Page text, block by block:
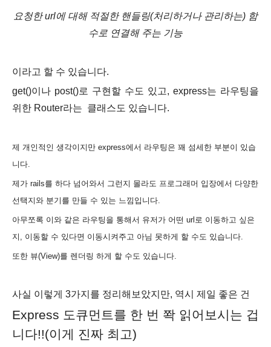
요청한 url에 대해 적절한 핸들링(처리하거나 관리하는) 함
수로 연결해 주는 기능
이라고 할 수 있습니다.
get()이나 post()로 구현할 수도 있고, express는 라우팅을
위한 Router라는 클래스도 있습니다.
제 개인적인 생각이지만 express에서 라우팅은 꽤 섬세한 부분이 있습
니다.
제가 rails를 하다 넘어와서 그런지 몰라도 프로그래머 입장에서 다양한
선택지와 분기를 만들 수 있는 느낌입니다.
아무쪼록 이와 같은 라우팅을 통해서 유저가 어떤 url로 이동하고 싶은
지, 이동할 수 있다면 이동시켜주고 아님 못하게 할 수도 있습니다.
또한 뷰(View)를 렌더링 하게 할 수도 있습니다.
사실 이렇게 3가지를 정리해보았지만, 역시 제일 좋은 건
Express 도큐먼트를 한 번 쫙 읽어보시는 겁
니다!!(이게 진짜 최고)